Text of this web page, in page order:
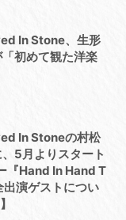
In Stone、生形
初めて観た洋楽
In Stoneの村松
5月よりスタート
『Hand In Hand T
演ゲストについ